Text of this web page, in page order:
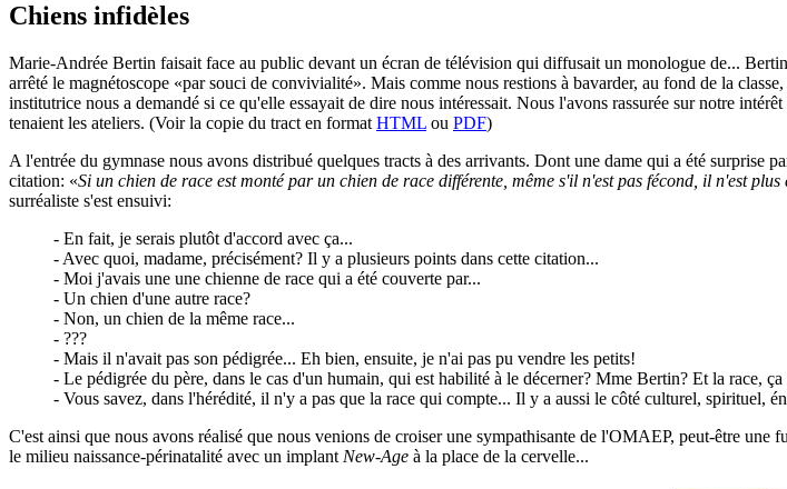
Chiens infidèles
Marie-Andrée Bertin faisait face au public devant un écran de télévision qui diffusait un monologue de...
arrêté le magnétoscope «par souci de convivialité». Mais comme nous restions à bavarder, au fond de la
institutrice nous a demandé si ce qu'elle essayait de dire nous intéressait. Nous l'avons rassurée sur notre
tenaient les ateliers. (Voir la copie du tract en format HTML ou PDF)
A l'entrée du gymnase nous avons distribué quelques tracts à des arrivants. Dont une dame qui a été surprise
citation: «Si un chien de race est monté par un chien de race différente, même s'il n'est pas fécond, il n'est
surréaliste s'est ensuivi:
- En fait, je serais plutôt d'accord avec ça...
- Avec quoi, madame, précisément? Il y a plusieurs points dans cette citation...
- Moi j'avais une une chienne de race qui a été couverte par...
- Un chien d'une autre race?
- Non, un chien de la même race...
- ???
- Mais il n'avait pas son pédigrée... Eh bien, ensuite, je n'ai pas pu vendre les petits!
- Le pédigrée du père, dans le cas d'un humain, qui est habilité à le décerner? Mme Bertin? Et la race,
- Vous savez, dans l'hérédité, il n'y a pas que la race qui compte... Il y a aussi le côté culturel, spirituel,
C'est ainsi que nous avons réalisé que nous venions de croiser une sympathisante de l'OMAEP, peut-être
le milieu naissance-périnatalité avec un implant New-Age à la place de la cervelle...